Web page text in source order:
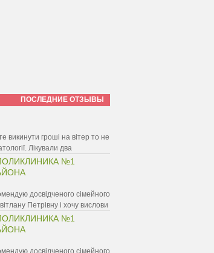
ПОСЛЕДНИЕ ОТЗЫВЫ
викинути гроші на вітер то не
Лікували два
№1
досвідченого сімейного
Петрівну і хочу вислови
№1
досвідченого сімейного